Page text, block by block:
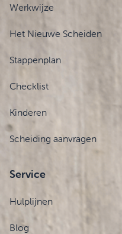
Werkwijze
Het Nieuwe Scheiden
Stappenplan
Checklist
Kinderen
Scheiding aanvragen
Service
Hulplijnen
Blog